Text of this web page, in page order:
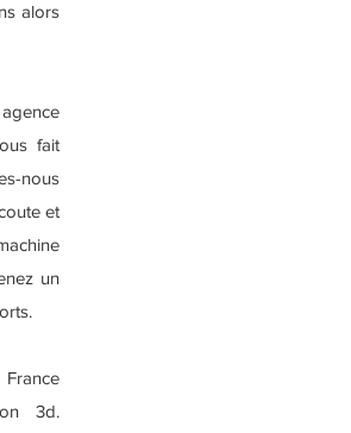
alors
fait
nous
et
un
3d.